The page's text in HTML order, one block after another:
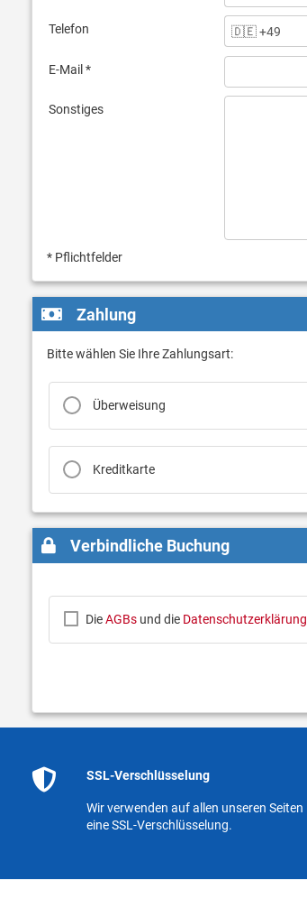
Telefon
E-Mail *
Sonstiges
* Pflichtfelder
Zahlung
Bitte wählen Sie Ihre Zahlungsart:
Überweisung
Kreditkarte
Verbindliche Buchung
DieAGBsund die Datenschutzerklärung
SSL-Verschlüsselung
Wir verwenden auf allen unseren Seiten
eine SSL-Verschlüsselung.